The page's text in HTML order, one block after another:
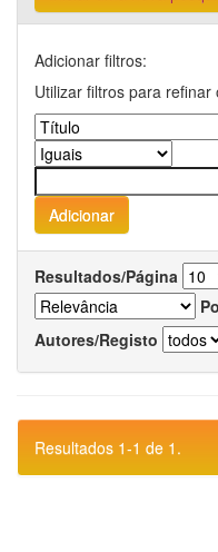
Adicionar filtros:
Utilizar filtros para
Resultados/Página
Autores/Registo
Resultados 1-1 de 1.